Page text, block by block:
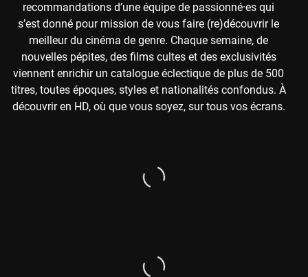
recommandations d’une équipe de passionné·es qui
s’est donné pour mission de vous faire (re)découvrir le
meilleur du cinéma de genre. Chaque semaine, de
nouvelles pépites, des films cultes et des exclusivités
viennent enrichir un catalogue éclectique de plus de 500
titres, toutes époques, styles et nationalités confondus. À
découvrir en HD, où que vous soyez, sur tous vos écrans.